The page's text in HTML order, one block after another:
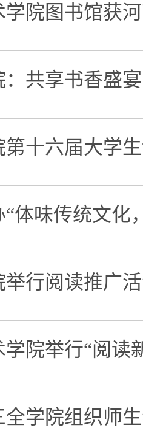
院图书馆获
共享书香盛
十六届大学
体味传统文化
行阅读推广
院举行“阅读
学院组织师